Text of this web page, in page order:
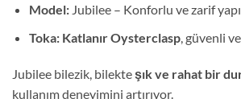
Model:Jubilee – Konforlu ve zarif yapı
Toka: Katlanır Oysterclasp, güvenli
Jubilee bilezik, bilekteşık ve rahat bir
kullanım deneyimini artırıyor.